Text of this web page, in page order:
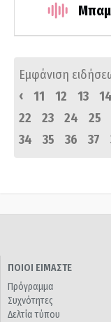
Εμφάνιση
‹
11 12 13 14
22
23 24 25
34
35 36 37
ΠΟΙΟΙ ΕΙΜΑΣΤΕ
Πρόγραμμα
Συχνότητες
Δελτία τύπου